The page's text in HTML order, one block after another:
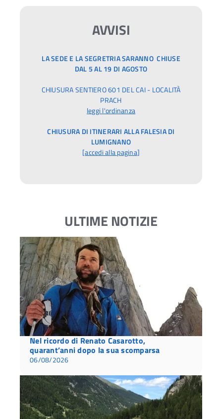
AVVISI
LA SEDE E LA SEGRETRIA SARANNO CHIUSE
DAL 5 AL 19 DI AGOSTO
CHIUSURA SENTIERO 601 DEL CAI - LOCALITÀ
PRACH
leggi l'ordinanza
CHIUSURA DI ITINERARI ALLA FALESIA DI
LUMIGNANO
[accedi alla pagina]
ULTIME NOTIZIE
Nel ricordo di Renato Casarotto,
quarant’anni dopo la sua scomparsa
06/08/2026